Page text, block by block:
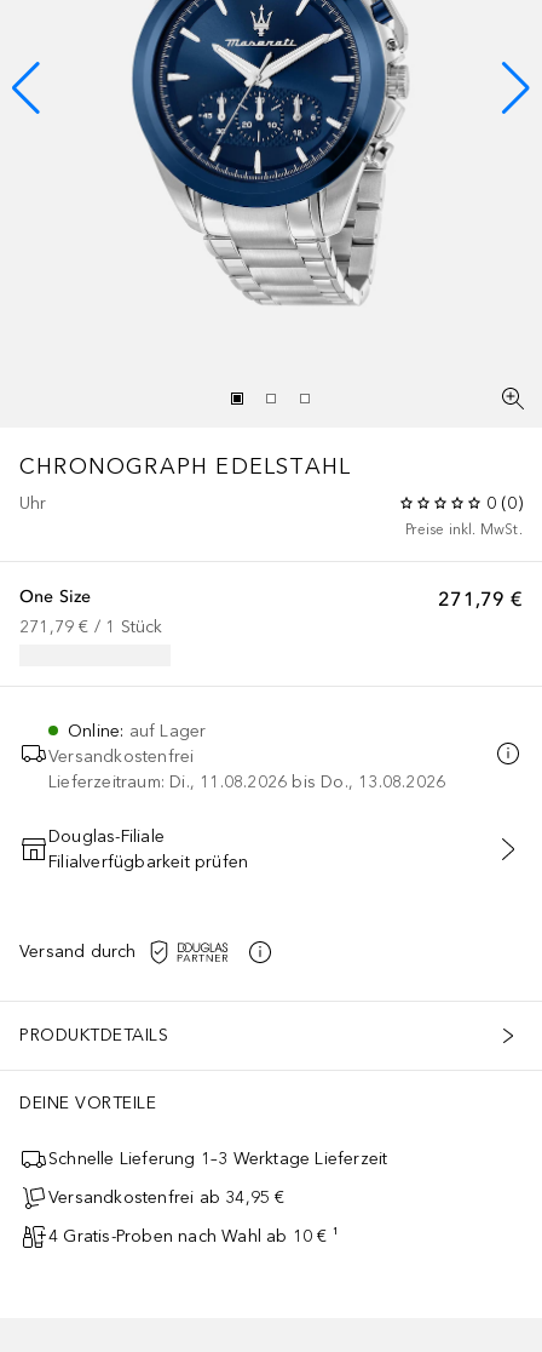
CHRONOGRAPH EDELSTAHL
Uhr 0 (0)
Preise inkl. MwSt.
271,79 €
One Size
271,79 € / 1 Stück
Online: auf Lager
Versandkostenfrei
Lieferzeitraum: Di., 11.08.2026 bis Do., 13.08.2026
IN DEN WARENKORB
Douglas-Filiale
Filialverfügbarkeit prüfen
Versand durch
PRODUKTDETAILS
im Alltag oder auf Abenteuern, diese hochwertige Uhr von
DEINE VORTEILE
Schnelle Lieferung 1–3 Werktage Lieferzeit
Versandkostenfrei ab 34,95 €
4 Gratis-Proben nach Wahl ab 10 € ¹